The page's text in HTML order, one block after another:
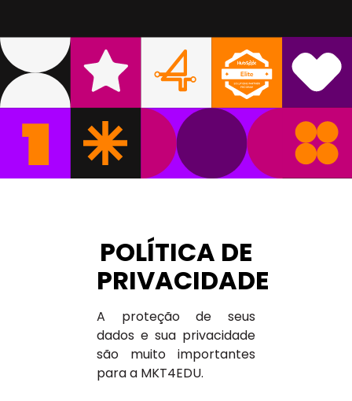
POLÍTICA DE
PRIVACIDADE
A proteção de seus
dados e sua privacidade
são muito importantes
para a MKT4EDU.